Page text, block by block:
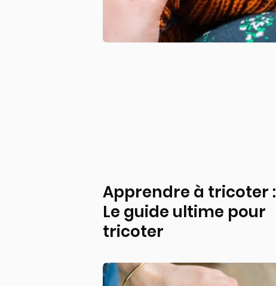
Apprendre à tricoter :
Le guide ultime pour
tricoter